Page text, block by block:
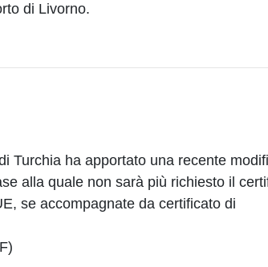
di Livorno.
Turchia ha apportato una recente
alla quale non sarà più richiesto il
se accompagnate da certificato di